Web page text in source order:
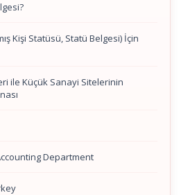
Kişi Statüsü, Statü Belgesi) İçin
ile Küçük Sanayi Sitelerinin
Department